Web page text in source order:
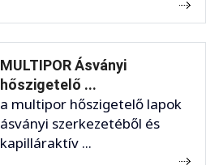
MULTIPOR Ásványi
hőszigetelő ...
a multipor hőszigetelő lapok
ásványi szerkezetéből és
kapilláraktív ...